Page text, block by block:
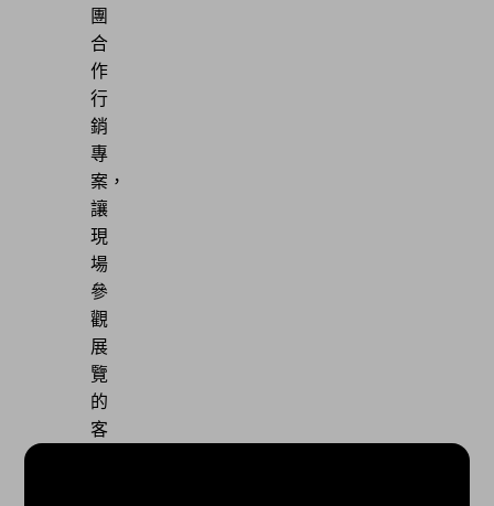
團
合
作
行
銷
專
案，
讓
現
場
參
觀
展
覽
的
客